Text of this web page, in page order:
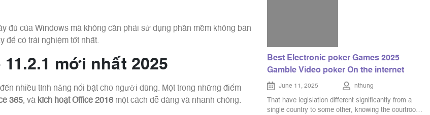
đủ của Windows mà không cần phải sử dụng phần mềm không bản
để có trải nghiệm tốt nhất.
mới nhất 2025
nhiều tính năng nổi bật cho người dùng. Một trong những điểm
365, và kích hoạt Office 2016 một cách dễ dàng và nhanh chóng.
Best Electronic poker Games 2025
Gamble Video poker On the internet
June 11, 2025 nthung
That have legislation different significantly from a
single country to some other, knowing the courtroom